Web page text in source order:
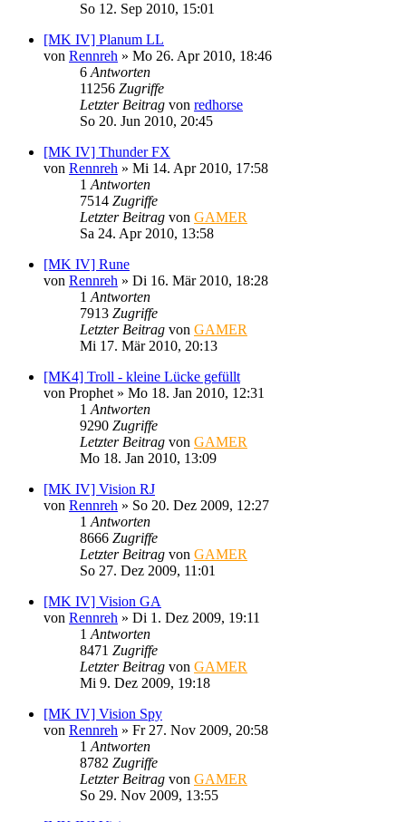
So 12. Sep 2010, 15:01
[MK IV] Planum LL
von Rennreh » Mo 26. Apr 2010, 18:46
6 Antworten
11256 Zugriffe
Letzter Beitrag von redhorse
So 20. Jun 2010, 20:45
[MK IV] Thunder FX
von Rennreh » Mi 14. Apr 2010, 17:58
1 Antworten
7514 Zugriffe
Letzter Beitrag von GAMER
Sa 24. Apr 2010, 13:58
[MK IV] Rune
von Rennreh » Di 16. Mär 2010, 18:28
1 Antworten
7913 Zugriffe
Letzter Beitrag von GAMER
Mi 17. Mär 2010, 20:13
[MK4] Troll - kleine Lücke gefüllt
von Prophet » Mo 18. Jan 2010, 12:31
1 Antworten
9290 Zugriffe
Letzter Beitrag von GAMER
Mo 18. Jan 2010, 13:09
[MK IV] Vision RJ
von Rennreh » So 20. Dez 2009, 12:27
1 Antworten
8666 Zugriffe
Letzter Beitrag von GAMER
So 27. Dez 2009, 11:01
[MK IV] Vision GA
von Rennreh » Di 1. Dez 2009, 19:11
1 Antworten
8471 Zugriffe
Letzter Beitrag von GAMER
Mi 9. Dez 2009, 19:18
[MK IV] Vision Spy
von Rennreh » Fr 27. Nov 2009, 20:58
1 Antworten
8782 Zugriffe
Letzter Beitrag von GAMER
So 29. Nov 2009, 13:55